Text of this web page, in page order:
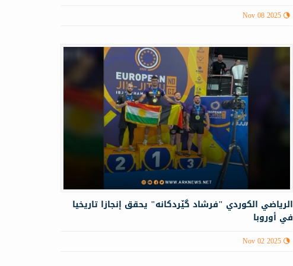
Nov 08 2025
الرياضي الكوردي "فرشاد گێردكانە" يحقق إنجازا تاريخيا
في أوروبا
Nov 02 2025